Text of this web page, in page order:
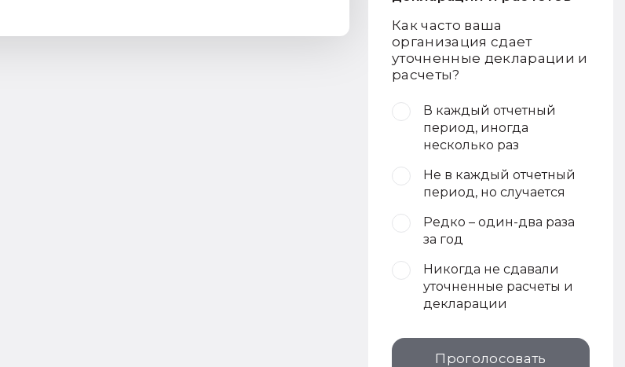
Как часто ваша
организация сдает
уточненные декларации и
расчеты?
В каждый отчетный
период, иногда
несколько раз
Не в каждый отчетный
период, но случается
Редко – один-два раза
за год
Никогда не сдавали
уточненные расчеты и
декларации
Проголосовать